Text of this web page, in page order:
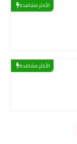
الأكثر مشاهدة
الأكثر مشاهدة